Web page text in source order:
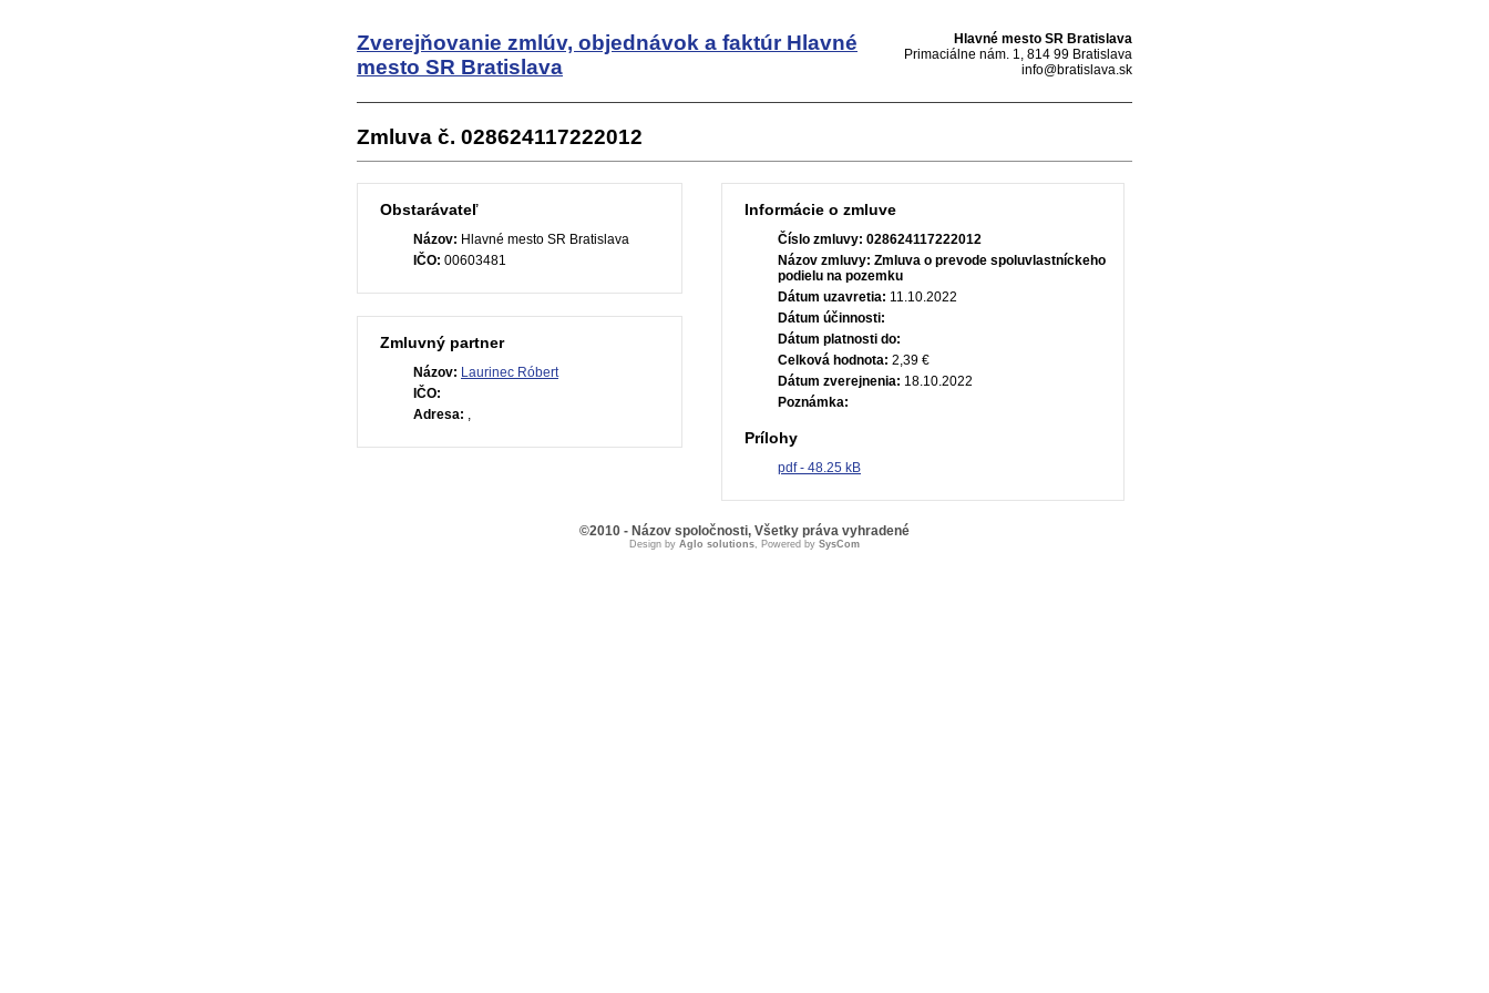
Zverejňovanie zmlúv, objednávok a faktúr Hlavné
mesto SR Bratislava
Hlavné mesto SR Bratislava
Primaciálne nám. 1, 814 99 Bratislava
info@bratislava.sk
Zmluva č. 028624117222012
Obstarávateľ
Názov: Hlavné mesto SR Bratislava
IČO: 00603481
Zmluvný partner
Názov: Laurinec Róbert
IČO:
Adresa: ,
Informácie o zmluve
Číslo zmluvy: 028624117222012
Názov zmluvy: Zmluva o prevode spoluvlastníckeho
podielu na pozemku
Dátum uzavretia: 11.10.2022
Dátum účinnosti:
Dátum platnosti do:
Celková hodnota: 2,39 €
Dátum zverejnenia: 18.10.2022
Poznámka:
Prílohy
pdf - 48.25 kB
©2010 - Názov spoločnosti, Všetky práva vyhradené
Design by Aglo solutions, Powered by SysCom